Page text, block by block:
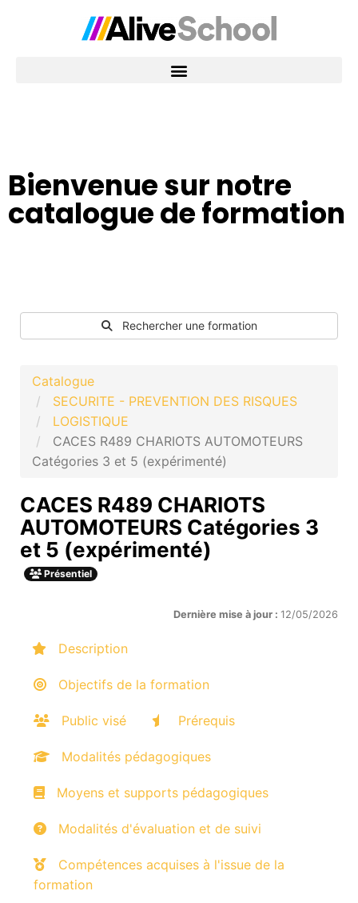
Bienvenue sur notre
catalogue de formation
Rechercher une formation
Catalogue
SECURITE - PREVENTION DES RISQUES
LOGISTIQUE
CACES R489 CHARIOTS AUTOMOTEURS
Catégories 3 et 5 (expérimenté)
CACES R489 CHARIOTS
AUTOMOTEURS Catégories 3
et 5 (expérimenté)
Présentiel
Dernière mise à jour : 12/05/2026
Description
Objectifs de la formation
Public visé Prérequis
Modalités pédagogiques
Moyens et supports pédagogiques
Modalités d'évaluation et de suivi
Compétences acquises à l'issue de la
formation